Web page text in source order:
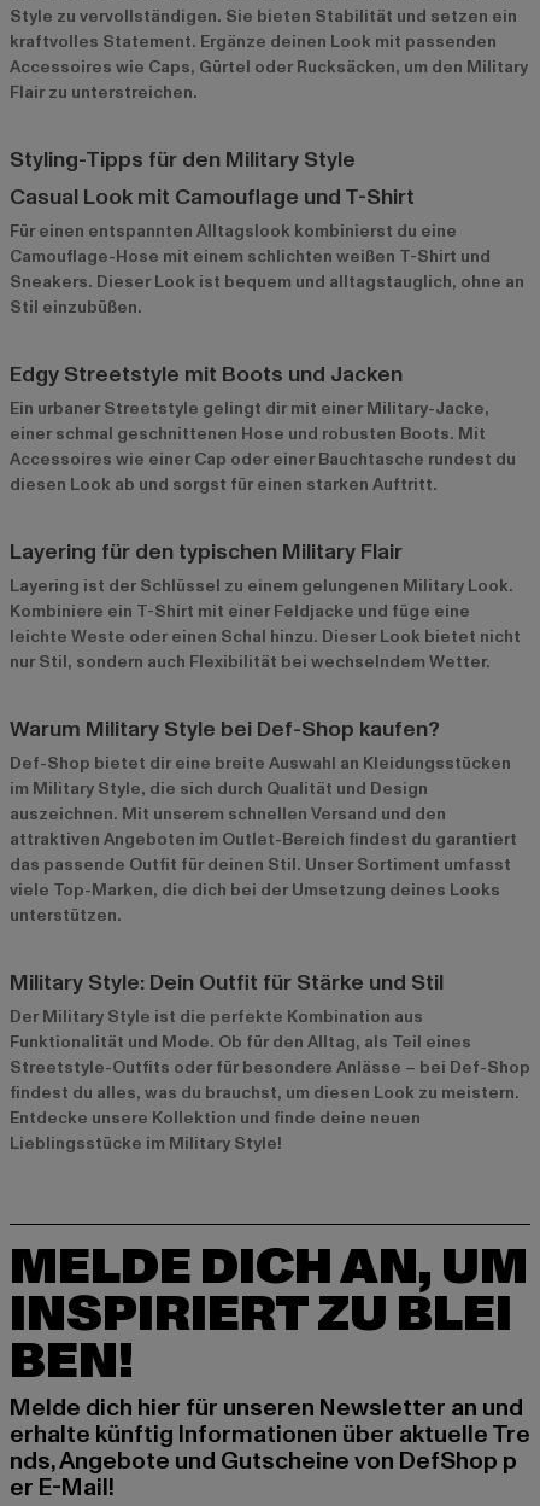
Style zu vervollständigen. Sie bieten Stabilität und setzen ein
kraftvolles Statement. Ergänze deinen Look mit passenden
Accessoires wie Caps, Gürtel oder Rucksäcken, um den Military
Flair zu unterstreichen.
Styling-Tipps für den Military Style
Casual Look mit Camouflage und T-Shirt
Für einen entspannten Alltagslook kombinierst du eine
Camouflage-Hose mit einem schlichten weißen T-Shirt und
Sneakers. Dieser Look ist bequem und alltagstauglich, ohne an
Stil einzubüßen.
Edgy Streetstyle mit Boots und Jacken
Ein urbaner Streetstyle gelingt dir mit einer Military-Jacke,
einer schmal geschnittenen Hose und robusten Boots. Mit
Accessoires wie einer Cap oder einer Bauchtasche rundest du
diesen Look ab und sorgst für einen starken Auftritt.
Layering für den typischen Military Flair
Layering ist der Schlüssel zu einem gelungenen Military Look.
Kombiniere ein T-Shirt mit einer Feldjacke und füge eine
leichte Weste oder einen Schal hinzu. Dieser Look bietet nicht
nur Stil, sondern auch Flexibilität bei wechselndem Wetter.
Warum Military Style bei Def-Shop kaufen?
Def-Shop bietet dir eine breite Auswahl an Kleidungsstücken
im Military Style, die sich durch Qualität und Design
auszeichnen. Mit unserem schnellen Versand und den
attraktiven Angeboten im Outlet-Bereich findest du garantiert
das passende Outfit für deinen Stil. Unser Sortiment umfasst
viele Top-Marken, die dich bei der Umsetzung deines Looks
unterstützen.
Military Style: Dein Outfit für Stärke und Stil
Der Military Style ist die perfekte Kombination aus
Funktionalität und Mode. Ob für den Alltag, als Teil eines
Streetstyle-Outfits oder für besondere Anlässe – bei Def-Shop
findest du alles, was du brauchst, um diesen Look zu meistern.
Entdecke unsere Kollektion und finde deine neuen
Lieblingsstücke im Military Style!
MELDE DICH AN, UM
INSPIRIERT ZU BLEI
BEN!
Melde dich hier für unseren Newsletter an und
erhalte künftig Informationen über aktuelle Tre
nds, Angebote und Gutscheine von DefShop p
er E-Mail!